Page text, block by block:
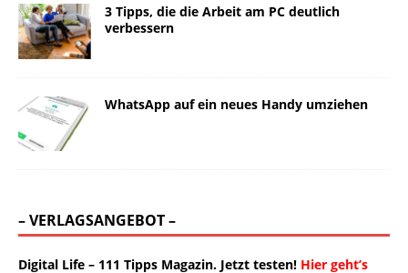
3 Tipps, die die Arbeit am PC deutlich
verbessern
WhatsApp auf ein neues Handy umziehen
– VERLAGSANGEBOT –
Digital Life – 111 Tipps Magazin. Jetzt testen! Hier geht’s